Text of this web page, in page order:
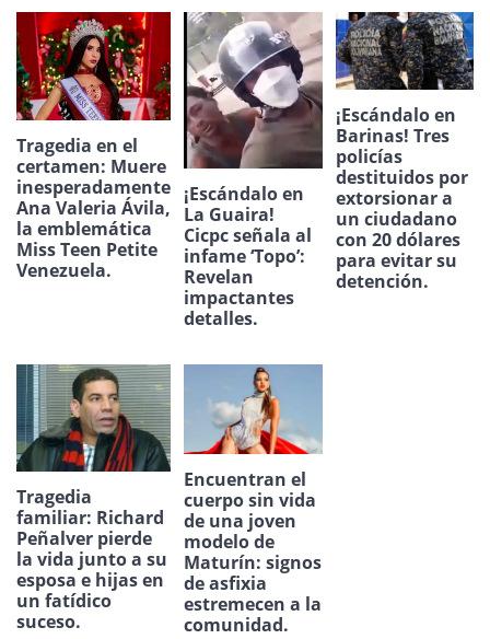
Tragedia en el
certamen: Muere
inesperadamente
Ana Valeria Ávila,
la emblemática
Miss Teen Petite
Venezuela.
¡Escándalo en
La Guaira!
Cicpc señala al
infame ‘Topo’:
Revelan
impactantes
detalles.
¡Escándalo en
Barinas! Tres
policías
destituidos por
extorsionar a
un ciudadano
con 20 dólares
para evitar su
detención.
Tragedia
familiar: Richard
Peñalver pierde
la vida junto a su
esposa e hijas en
un fatídico
suceso.
Encuentran el
cuerpo sin vida
de una joven
modelo de
Maturín: signos
de asfixia
estremecen a la
comunidad.